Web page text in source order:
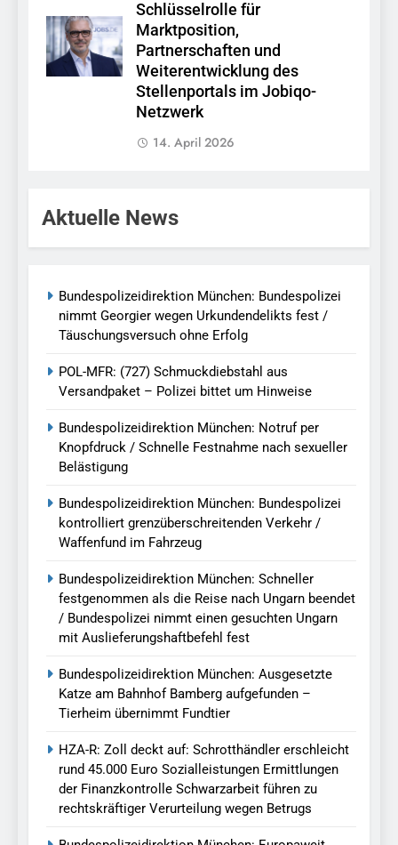
Schlüsselrolle für
Marktposition,
Partnerschaften und
Weiterentwicklung des
Stellenportals im Jobiqo-
Netzwerk
14. April 2026
Aktuelle News
Bundespolizeidirektion München: Bundespolizei
nimmt Georgier wegen Urkundendelikts fest /
Täuschungsversuch ohne Erfolg
POL-MFR: (727) Schmuckdiebstahl aus
Versandpaket – Polizei bittet um Hinweise
Bundespolizeidirektion München: Notruf per
Knopfdruck / Schnelle Festnahme nach sexueller
Belästigung
Bundespolizeidirektion München: Bundespolizei
kontrolliert grenzüberschreitenden Verkehr /
Waffenfund im Fahrzeug
Bundespolizeidirektion München: Schneller
festgenommen als die Reise nach Ungarn beendet
/ Bundespolizei nimmt einen gesuchten Ungarn
mit Auslieferungshaftbefehl fest
Bundespolizeidirektion München: Ausgesetzte
Katze am Bahnhof Bamberg aufgefunden –
Tierheim übernimmt Fundtier
HZA-R: Zoll deckt auf: Schrotthändler erschleicht
rund 45.000 Euro Sozialleistungen Ermittlungen
der Finanzkontrolle Schwarzarbeit führen zu
rechtskräftiger Verurteilung wegen Betrugs